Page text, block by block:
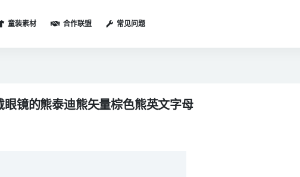
童装素材 合作联盟 常见问题
镜的熊泰迪熊矢量棕色熊英文字母